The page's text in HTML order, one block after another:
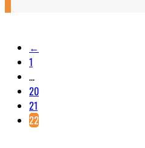
←
1
…
20
21
22